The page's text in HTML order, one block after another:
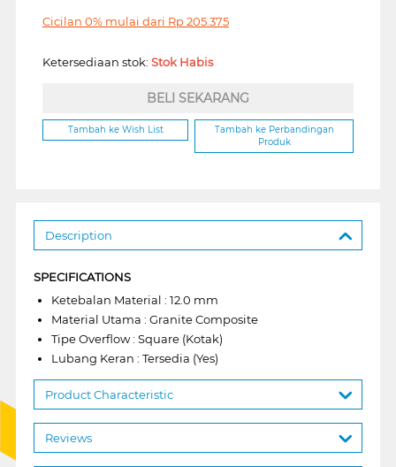
Cicilan 0% mulai dari Rp205.375
Ketersediaan stok: Stok Habis
BELI SEKARANG
Tambah ke Wish List
Tambah ke Perbandingan
Produk
Description
SPECIFICATIONS
Ketebalan Material : 12.0 mm
Material Utama : Granite Composite
Tipe Overflow : Square (Kotak)
Lubang Keran : Tersedia (Yes)
Product Characteristic
Reviews